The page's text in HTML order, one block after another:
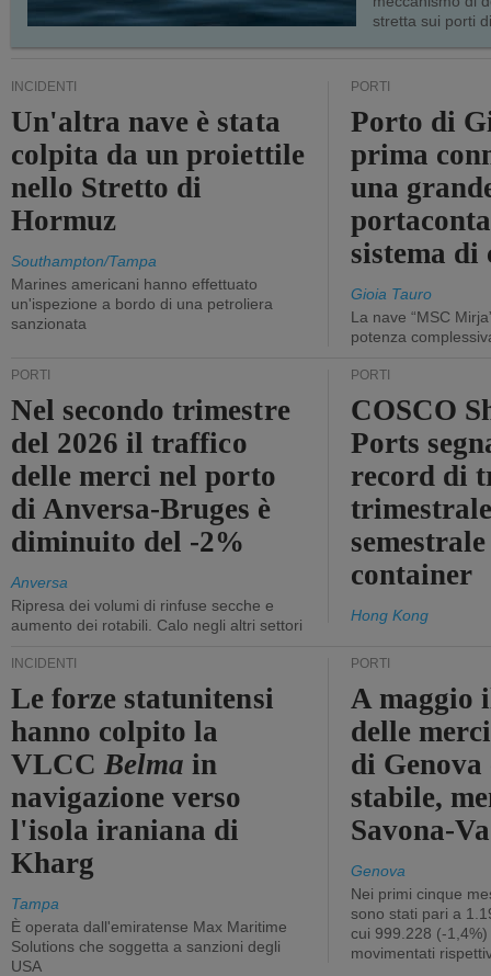
stretta sui porti
INCIDENTI
Un'altra nave è stata
colpita da un proiettile
nello Stretto di
Hormuz
Southampton/Tampa
Marines americani hanno effettuato
un'ispezione a bordo di una petroliera
sanzionata
PORTI
Porto di
prima
una
sistema
Gioia Tauro
La nave “MSC
potenza
PORTI
Nel secondo trimestre
del 2026 il traffico
delle merci nel porto
di Anversa-Bruges è
diminuito del -2%
Anversa
Ripresa dei volumi di rinfuse secche e
aumento dei rotabili. Calo negli altri settori
PORTI
COSCO
Ports
record di
container
Hong Kong
INCIDENTI
Le forze statunitensi
hanno colpito la
VLCCBelma in
navigazione verso
l'isola iraniana di
Kharg
Tampa
È operata dall'emiratense Max Maritime
Solutions che soggetta a sanzioni degli
USA
PORTI
A maggio
delle
di
stabile,
Savona-
Genova
Nei primi cinque
sono stati pari a
cui 999.228 (-
movimentati